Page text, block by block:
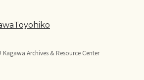
Archives & Resource Center